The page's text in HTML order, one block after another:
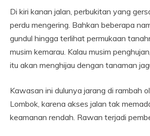
Di kiri kanan jalan, perbukitan yang
perdu mengering. Bahkan beberapa
gundul hingga terlihat permukaan
musim kemarau. Kalau musim
itu akan menghijau dengan tanaman
Kawasan ini dulunya jarang di rambah
Lombok, karena akses jalan tak
keamanan rendah. Rawan terjadi